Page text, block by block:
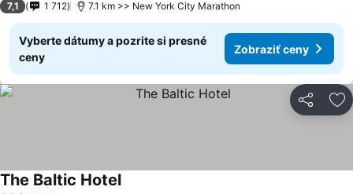
7,1 1 712 7.1 km >> New York City Marathon
Vyberte dátumy a pozrite si presné
ceny
Zobraziť ceny
Zdieľať
The Baltic Hotel